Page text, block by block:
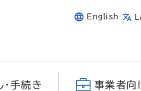
English
・手続き 事業者向